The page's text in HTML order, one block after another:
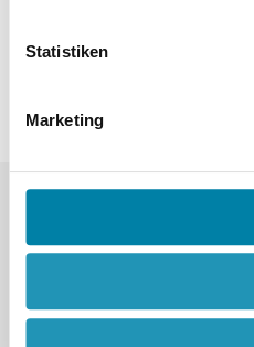
Statistiken
Marketing
Michael Utsch, 13.05.2022
Lexikon